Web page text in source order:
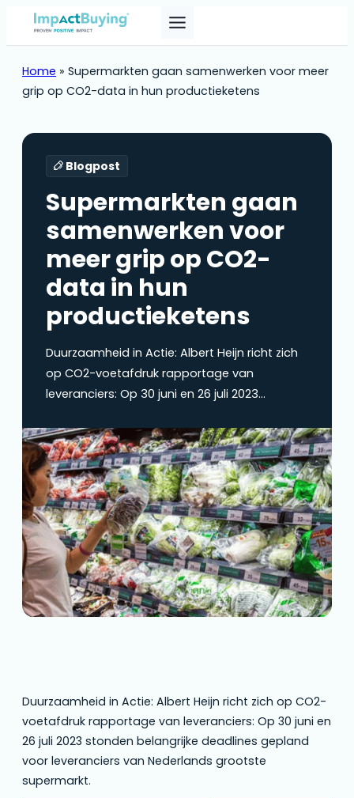
Home » Supermarkten gaan samenwerken voor meer
grip op CO2-data in hun productieketens
Blogpost
Supermarkten gaan
samenwerken voor
meer grip op CO2-
data in hun
productieketens
Duurzaamheid in Actie: Albert Heijn richt zich
op CO2-voetafdruk rapportage van
leveranciers: Op 30 juni en 26 juli 2023
leveranciers van Nederlands grootste
supermarkt.
Duurzaamheid in Actie: Albert Heijn richt zich op CO2-
voetafdruk rapportage van leveranciers: Op 30 juni en
26 juli 2023 stonden belangrijke deadlines gepland
voor leveranciers van Nederlands grootste
supermarkt.